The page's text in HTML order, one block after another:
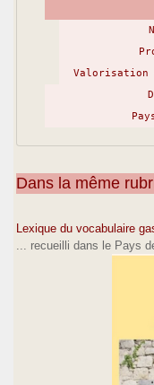
Valorisation
Dans la même
Lexique du vocabulaire
... recueilli dans le Pays